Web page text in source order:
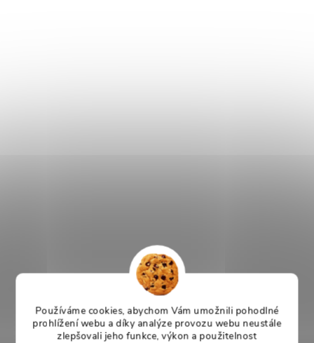
Používáme cookies, abychom Vám umožnili pohodlné
prohlížení webu a díky analýze provozu webu neustále
zlepšovali jeho funkce, výkon a použitelnost